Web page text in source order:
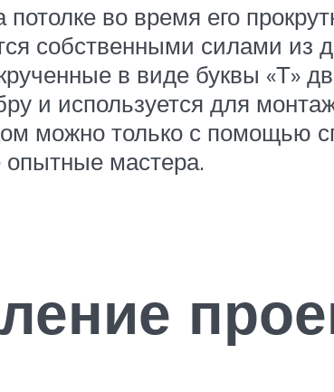
во время его
собственными силами
в виде буквы «Т»
и используется для
можно только с помощью
опытные мастера.